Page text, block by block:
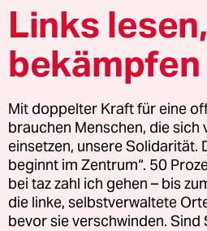
da, figur­betontes weißes
Rolex ums
­Gefängniszellen.
zu sehen, die
­nacktem Oberkörper, auf
Ende März
Noem, der Ministerin
furchteinflößende
ihr landet hier.“
Links
bekämpfen
Mit doppelter Kraft für eine
brauchen Menschen, die
einsetzen, unsere Solidarität.
beginnt im Zentrum“. 50
bei taz zahl ich gehen – bis
die linke, selbstverwaltete
bevor sie verschwinden. Sind